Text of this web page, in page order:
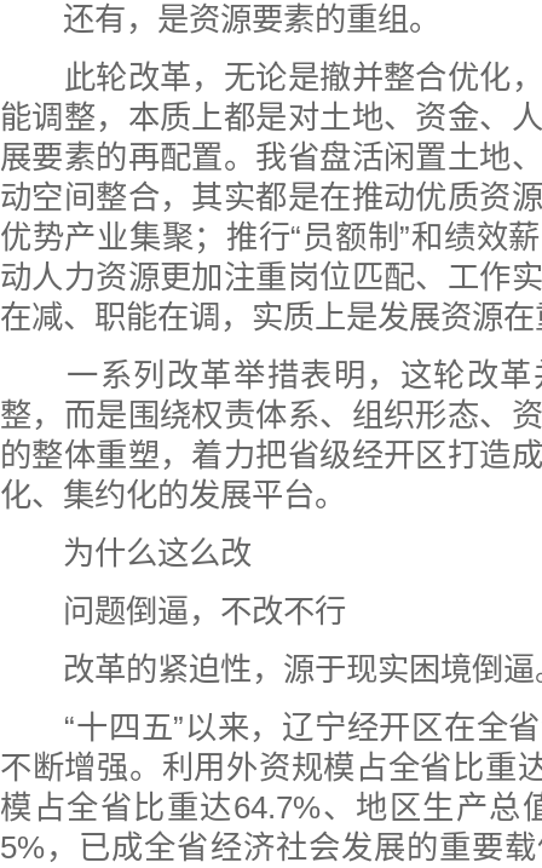
还有，是资源要素的重组。
此轮改革，无论是撤并整合优化，
能调整，本质上都是对土地、资金、
展要素的再配置。我省盘活闲置土地
动空间整合，其实都是在推动优质资
优势产业集聚；推行“员额制”和绩效
动人力资源更加注重岗位匹配、工作
在减、职能在调，实质上是发展资源
一系列改革举措表明，这轮改革
整，而是围绕权责体系、组织形态、
的整体重塑，着力把省级经开区打造
化、集约化的发展平台。
为什么这么改
问题倒逼，不改不行
改革的紧迫性，源于现实困境倒逼
“十四五”以来，辽宁经开区在全省
不断增强。利用外资规模占全省比重
模占全省比重达64.7%、地区生产总
5%，已成全省经济社会发展的重要